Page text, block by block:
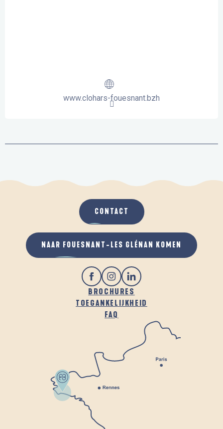
www.clohars-fouesnant.bzh
BROCHURES
TOEGANKELIJKHEID
FAQ
CONTACT
NAAR FOUESNANT-LES GLÉNAN KOMEN